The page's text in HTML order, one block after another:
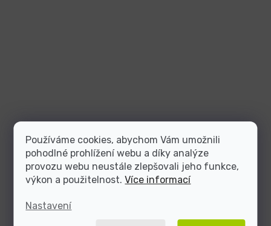
Používáme cookies, abychom Vám umožnili
pohodlné prohlížení webu a díky analýze
provozu webu neustále zlepšovali jeho funkce,
výkon a použitelnost.Více informací
Nastavení